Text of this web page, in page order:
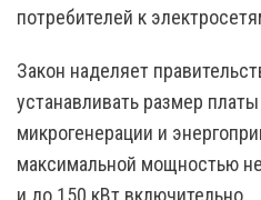
потребителей к
Закон наделяет
устанавливать размер
микрогенерации и
максимальной мощностью
и до 150 кВт включительно.